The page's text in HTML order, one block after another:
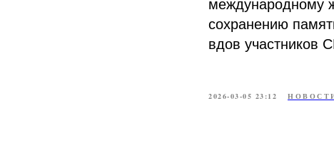
международному
сохранению
вдов участников
2026-03-05 23:12